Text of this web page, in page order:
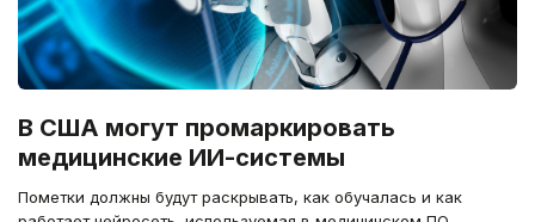
В США могут промаркировать
медицинские ИИ-системы
Пометки должны будут раскрывать, как обучалась и как